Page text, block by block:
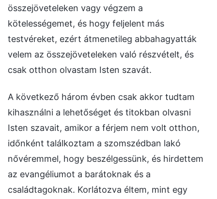
összejöveteleken vagy végzem a
kötelességemet, és hogy feljelent más
testvéreket, ezért átmenetileg abbahagyatták
velem az összejöveteleken való részvételt, és
csak otthon olvastam Isten szavát.
A következő három évben csak akkor tudtam
kihasználni a lehetőséget és titokban olvasni
Isten szavait, amikor a férjem nem volt otthon,
időnként találkoztam a szomszédban lakó
nővéremmel, hogy beszélgessünk, és hirdettem
az evangéliumot a barátoknak és a
családtagoknak. Korlátozva éltem, mint egy